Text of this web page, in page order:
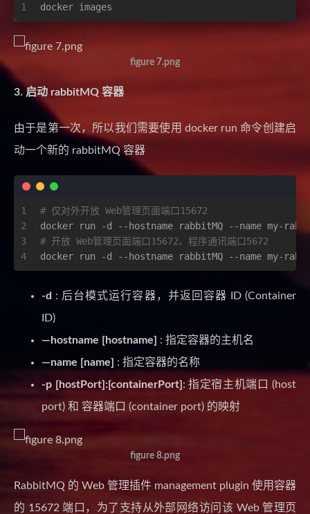
1 docker images
figure 7.png
3. 启动 rabbitMQ 容器
由于是第一次，所以我们需要使用 docker run 命令创建启
动一个新的 rabbitMQ 容器
1
2
3
4
# 仅对外开放 Web管理页面端口15672
docker run -d --hostname rabbitMQ --name my-
# 开放 Web管理页面端口15672、程序通讯端口5672
docker run -d --hostname rabbitMQ --name my-
-d : 后台模式运行容器，并返回容器 ID (Container
ID)
—hostname [hostname] : 指定容器的主机名
—name [name] : 指定容器的名称
-p [hostPort]:[containerPort] : 指定宿主机端口 (host
port) 和 容器端口 (container port) 的映射
figure 8.png
RabbitMQ 的 Web 管理插件 management plugin 使用容器
的 15672 端口，为了支持从外部网络访问该 Web 管理页